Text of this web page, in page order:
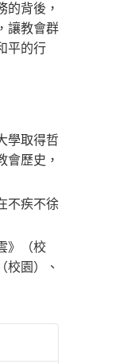
的背後，
讓教會群
平的行
學取得哲
會歷史，
不疾不徐
》（校
校園）、